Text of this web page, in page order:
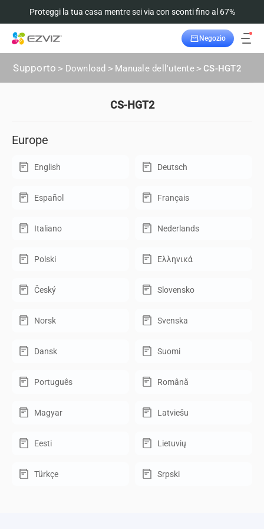
Proteggi la tua casa mentre sei via con sconti fino al 67%
Negozio
Supporto > Download > Manuale dell'utente> CS-HGT2
CS-HGT2
Europe
English Deutsch
Español Français
Italiano Nederlands
Polski Ελληνικά
Český Slovensko
Norsk Svenska
Dansk Suomi
Português Română
Magyar Latviešu
Eesti Lietuvių
Türkçe Srpski